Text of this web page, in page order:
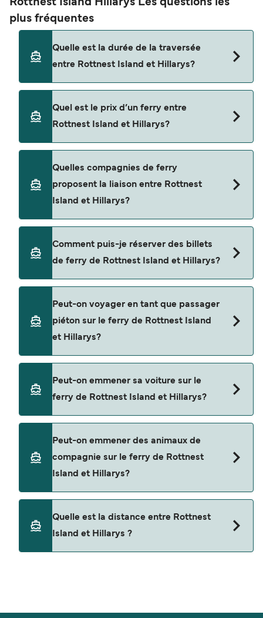
Rottnest Island Hillarys Les questions les
plus fréquentes
Quelle est la durée de la traversée
entre Rottnest Island et Hillarys?
est d'environ 45 minutes. La durée des traversées
peut varier d'une saison à l'autre. Nous vous
conseillons donc de vérifier ce qu'il en est, pour le
Quel est le prix d’un ferry entre
Rottnest Island et Hillarys?
Island à Hillarys peut varier selon la saison. Le
prix moyen de Rottnest Island à Hillarys est de
$190. Prix hors frais de réservation.
Quelles compagnies de ferry
proposent la liaison entre Rottnest
Island et Hillarys?
Fast Ferries.
Comment puis-je réserver des billets
de ferry de Rottnest Island et Hillarys?
en utilisant notre moteur de recherche et
consultez notre page d'offres pour consulter les
dernières promotions disponibles.
Peut-on voyager en tant que passager
piéton sur le ferry de Rottnest Island
et Hillarys?
piéton de Rottnest Island à Hillarys avec
Peut-on emmener sa voiture sur le
ferry de Rottnest Island et Hillarys?
ferry entre Rottnest Island et Hillarys.
Peut-on emmener des animaux de
compagnie sur le ferry de Rottnest
Island et Hillarys?
pas autorisés à bord pour les traversées entre
Rottnest Island et Hillarys.
Quelle est la distance entre Rottnest
Island et Hillarys ?